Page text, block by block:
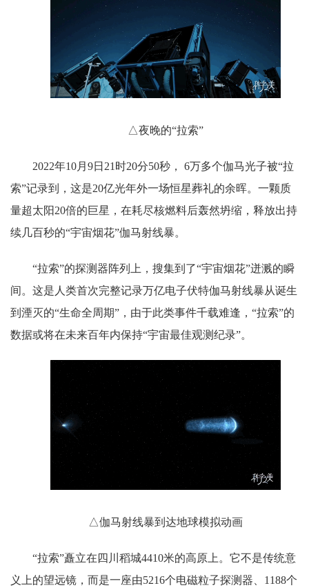
△夜晚的“拉索”
2022年10月9日21时20分50秒， 6万多个伽马光子被“拉
索”记录到，这是20亿光年外一场恒星葬礼的余晖。一颗质
量超太阳20倍的巨星，在耗尽核燃料后轰然坍缩，释放出持
续几百秒的“宇宙烟花”伽马射线暴。
“拉索”的探测器阵列上，搜集到了“宇宙烟花”迸溅的瞬
间。这是人类首次完整记录万亿电子伏特伽马射线暴从诞生
到湮灭的“生命全周期”，由于此类事件千载难逢，“拉索”的
数据或将在未来百年内保持“宇宙最佳观测纪录”。
△伽马射线暴到达地球模拟动画
“拉索”矗立在四川稻城4410米的高原上。它不是传统意
义上的望远镜，而是一座由5216个电磁粒子探测器、1188个